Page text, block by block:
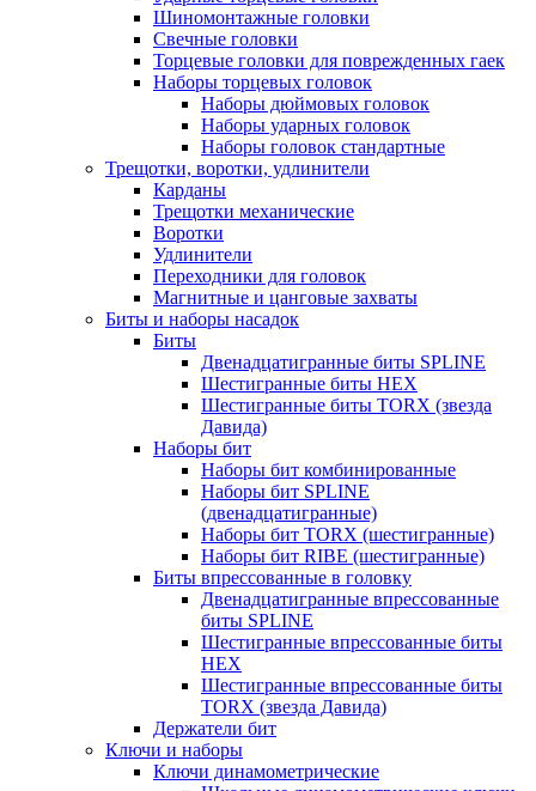
Шиномонтажные головки
Свечные головки
Торцевые головки для поврежденных гаек
Наборы торцевых головок
Наборы дюймовых головок
Наборы ударных головок
Наборы головок стандартные
Трещотки, воротки, удлинители
Карданы
Трещотки механические
Воротки
Удлинители
Переходники для головок
Магнитные и цанговые захваты
Биты и наборы насадок
Биты
Двенадцатигранные биты SPLINE
Шестигранные биты HEX
Шестигранные биты TORX (звезда
Давида)
Наборы бит
Наборы бит комбинированные
Наборы бит SPLINE
(двенадцатигранные)
Наборы бит TORX (шестигранные)
Наборы бит RIBE (шестигранные)
Биты впрессованные в головку
Двенадцатигранные впрессованные
биты SPLINE
Шестигранные впрессованные биты
HEX
Шестигранные впрессованные биты
TORX (звезда Давида)
Держатели бит
Ключи и наборы
Ключи динамометрические